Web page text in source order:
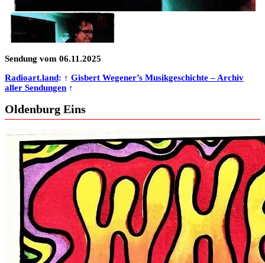
Sendung vom 06.11.2025
Radioart.land: ↑ Gisbert Wegener’s Musikgeschichte – Archiv
aller Sendungen ↑
Oldenburg Eins